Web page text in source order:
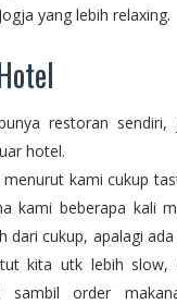
yang lebih relaxing.
restoran sendiri,
hotel.
kami cukup
kami beberapa kali
dari cukup, apalagi
kita utk lebih slow,
order